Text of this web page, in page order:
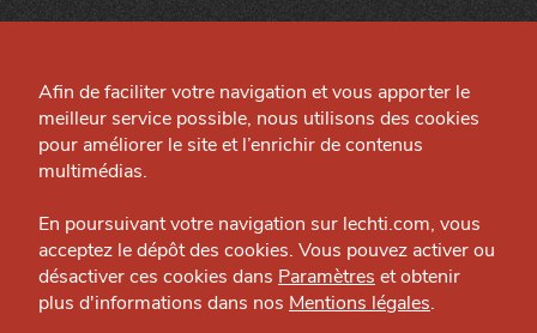
Grande Cause
Nous contacter
Politique éditoriale
Espace presse
HTITE
C
A
N
Préférences cookies
Site créé par
Afin de faciliter votre navigation et vous apporter le
meilleur service possible, nous utilisons des cookies
pour améliorer le site et l’enrichir de contenus
multimédias.
En poursuivant votre navigation sur lechti.com, vous
acceptez le dépôt des cookies. Vous pouvez activer ou
désactiver ces cookies dans Paramètres et obtenir
plus d'informations dans nos Mentions légales.